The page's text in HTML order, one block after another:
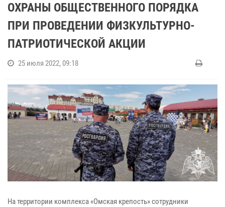
ОХРАНЫ ОБЩЕСТВЕННОГО ПОРЯДКА
ПРИ ПРОВЕДЕНИИ ФИЗКУЛЬТУРНО-
ПАТРИОТИЧЕСКОЙ АКЦИИ
25 июля 2022, 09:18
На территории комплекса «Омская крепость» сотрудники